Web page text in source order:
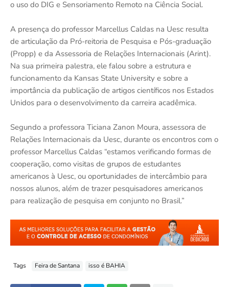
o uso do DIG e Sensoriamento Remoto na Ciência Social.
A presença do professor Marcellus Caldas na Uesc resulta
de articulação da Pró-reitoria de Pesquisa e Pós-graduação
(Propp) e da Assessoria de Relações Internacionais (Arint).
Na sua primeira palestra, ele falou sobre a estrutura e
funcionamento da Kansas State University e sobre a
importância da publicação de artigos científicos nos Estados
Unidos para o desenvolvimento da carreira acadêmica.
Segundo a professora Ticiana Zanon Moura, assessora de
Relações Internacionais da Uesc, durante os encontros com o
professor Marcellus Caldas “estamos verificando formas de
cooperação, como visitas de grupos de estudantes
americanos à Uesc, ou oportunidades de intercâmbio para
nossos alunos, além de trazer pesquisadores americanos
para realização de pesquisa em conjunto no Brasil.”
Tags Feira de Santana isso é BAHIA